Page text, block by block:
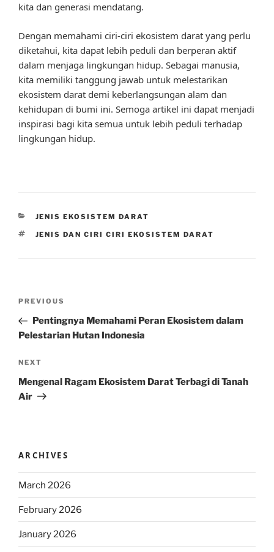
kita dan generasi mendatang.
Dengan memahami ciri-ciri ekosistem darat yang perlu
diketahui, kita dapat lebih peduli dan berperan aktif
dalam menjaga lingkungan hidup. Sebagai manusia,
kita memiliki tanggung jawab untuk melestarikan
ekosistem darat demi keberlangsungan alam dan
kehidupan di bumi ini. Semoga artikel ini dapat menjadi
inspirasi bagi kita semua untuk lebih peduli terhadap
lingkungan hidup.
CATEGORIES
JENIS EKOSISTEM DARAT
TAGS
JENIS DAN CIRI CIRI EKOSISTEM DARAT
Previous
Post
PREVIOUS
Pentingnya Memahami Peran Ekosistem dalam
Pelestarian Hutan Indonesia
Next
Post
NEXT
Mengenal Ragam Ekosistem Darat Terbagi di Tanah
Air
ARCHIVES
March 2026
February 2026
January 2026